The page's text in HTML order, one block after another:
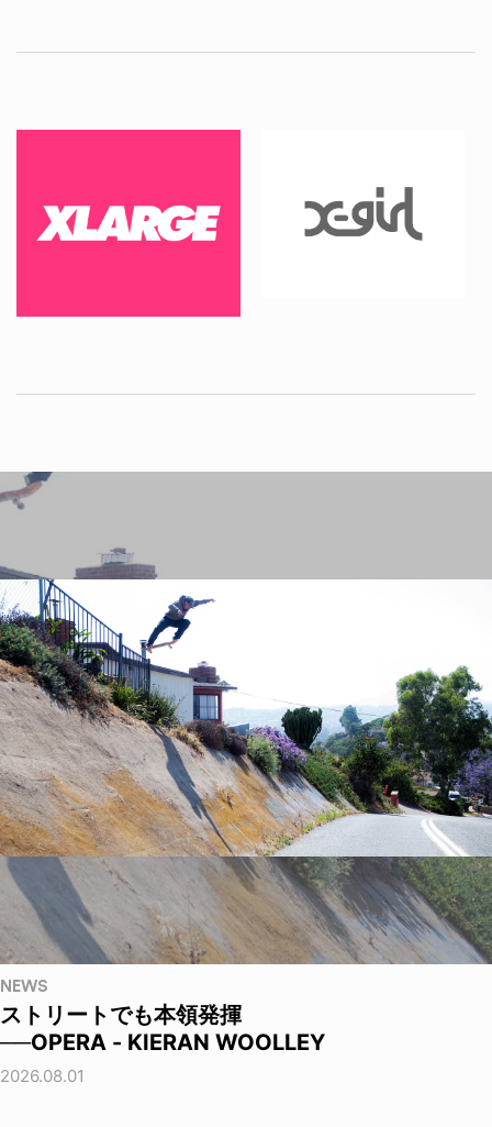
NEWS
ストリートでも本領発揮
──OPERA - KIERAN WOOLLEY
2026.08.01